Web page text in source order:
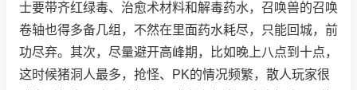
士要带齐红绿毒、治愈术材料和解毒药水，召唤兽的召唤
卷轴也得多备几组，不然在里面药水耗尽，只能回城，前
功尽弃。其次，尽量避开高峰期，比如晚上八点到十点，
这时候猪洞人最多，抢怪、PK的情况频繁，散人玩家很